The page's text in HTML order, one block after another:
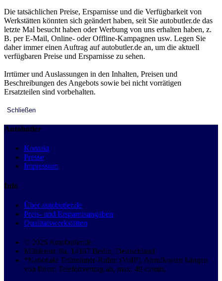
Die tatsächlichen Preise, Ersparnisse und die Verfügbarkeit von
Werkstätten könnten sich geändert haben, seit Sie autobutler.de das
letzte Mal besucht haben oder Werbung von uns erhalten haben, z.
B. per E-Mail, Online- oder Offline-Kampagnen usw. Legen Sie
daher immer einen Auftrag auf autobutler.de an, um die aktuell
verfügbaren Preise und Ersparnisse zu sehen.
Irrtümer und Auslassungen in den Inhalten, Preisen und
Beschreibungen des Angebots sowie bei nicht vorrätigen
Ersatzteilen sind vorbehalten.
Schließen
Autobutler
Kontakt
Presse
Impressum
Info
Über autobutler.de
Preis- und Ersparnisangaben
Qualitätswerkstätten
© 2026 Autobutler.de
Mühlenstr. 8a, 14167 Berlin, Deutschland
*Nationale Teilnehmer-Rufnr. (VoIP), Anrufkosten hängen
von Ihrem Telefonvertrag ab, max. 49 ct/min.